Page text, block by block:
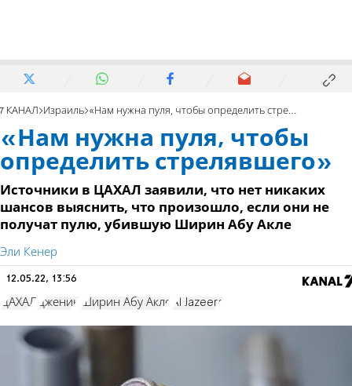
7 КАНАЛ Израиль «Нам нужна пуля, чтобы определить стрелявшего»
«Нам нужна пуля, чтобы
определить стрелявшего»
Источники в ЦАХАЛ заявили, что нет никаких
шансов выяснить, что произошло, если они не
получат пулю, убившую Ширин Абу Акле
Эли Кенер
12.05.22, 13:56
ЦАХАЛ Дженин Ширин Абу Акле Al Jazeera